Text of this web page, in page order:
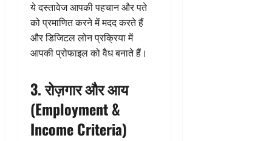
ये दस्तावेज आपकी पहचान और पते
को प्रमाणित करने में मदद करते हैं
और डिजिटल लोन प्रक्रिया में
आपकी प्रोफाइल को वैध बनाते हैं।
3.रोज़गार और आय
(Employment &
Income Criteria)